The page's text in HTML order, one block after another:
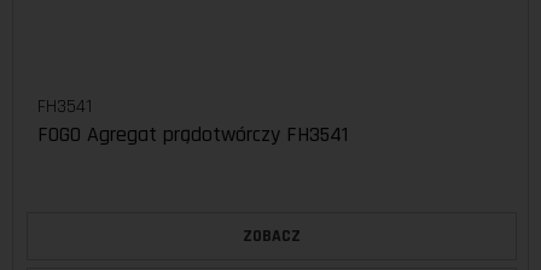
FH3541
FOGO Agregat prądotwórczy FH3541
ZOBACZ